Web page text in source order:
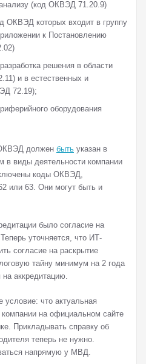
(код ОКВЭД 71.20.9)
ОКВЭД которых входит в группу
к Постановлению
решения в области
и в естественных и
72.19);
оборудования
должен быть указан в
в виды деятельности компании
коды ОКВЭД,
или 63. Они могут быть и
было согласие на
уточняется, что ИТ-
согласие на раскрытие
тайну минимум на 2 года
аккредитацию.
условие: что актуальная
на официальном сайте
Прикладывать справку об
теперь не нужно.
напрямую у МВД.